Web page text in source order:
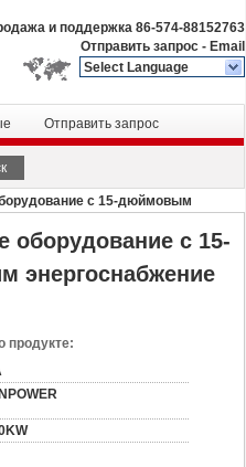
и поддержка 86-574-88152763
Отправить запрос - Email
Select Language
Отправить запрос
с 15-дюймовым
оборудование с 15-
энергоснабжение
продукте: